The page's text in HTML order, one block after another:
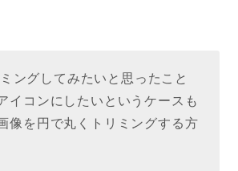
ングしてみたいと思ったこと
イコンにしたいというケースも
像を円で丸くトリミングする方